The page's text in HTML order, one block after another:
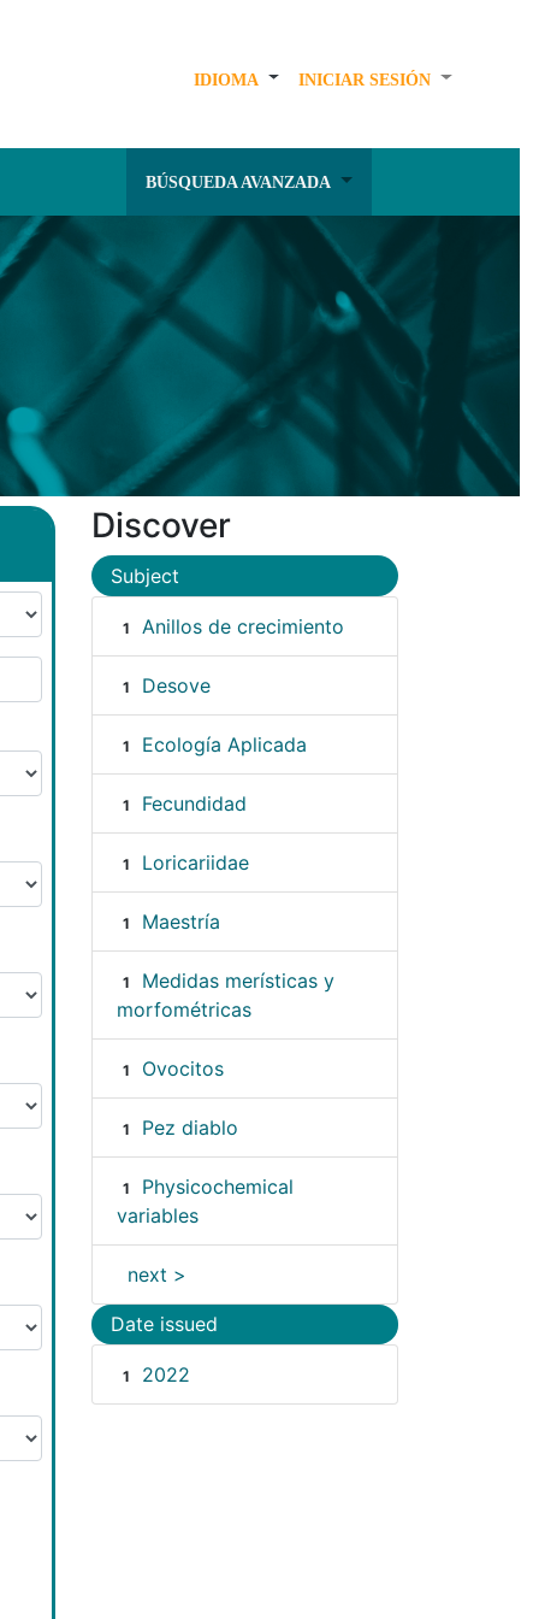
IDIOMA INICIAR SESIÓN
BÚSQUEDA AVANZADA
Discover
Subject
1 Anillos de crecimiento
1 Desove
1 Ecología Aplicada
1 Fecundidad
1 Loricariidae
1 Maestría
1
Medidas merísticas y
morfométricas
1 Ovocitos
1 Pez diablo
1
Physicochemical
variables
next >
Date issued
1 2022